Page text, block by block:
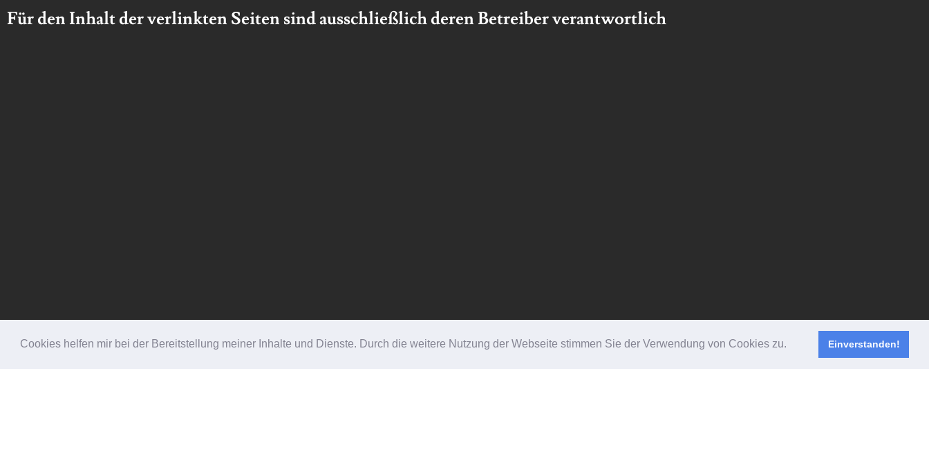
Cookies helfen mir bei der Bereitstellung meiner Inhalte und Dienste. Durch die weitere Nutzung der Webseite stimmen Sie der Verwendung von Cookies zu. Einverstanden!
Für den Inhalt derverlinkten Seiten sind ausschließlich deren Betreiber verantwortlich